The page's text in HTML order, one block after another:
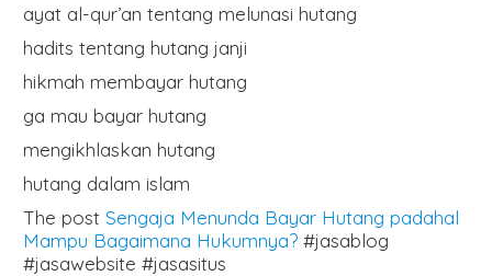
ayat al-qur’an tentang melunasi hutang
hadits tentang hutang janji
hikmah membayar hutang
ga mau bayar hutang
mengikhlaskan hutang
hutang dalam islam
The post Sengaja Menunda Bayar Hutang padahal
Mampu Bagaimana Hukumnya? #jasablog
#jasawebsite #jasasitus